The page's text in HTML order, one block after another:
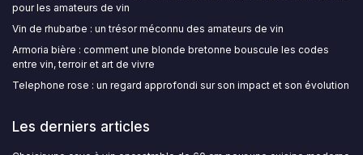
pour les amateurs de vin
Vin de rhubarbe : un trésor méconnu des amateurs de vin
Armoria bière : comment une blonde bretonne bouscule les codes
entre vin, terroir et art de vivre
Telephone rose : un regard approfondi sur son impact et son évolution
Les derniers articles